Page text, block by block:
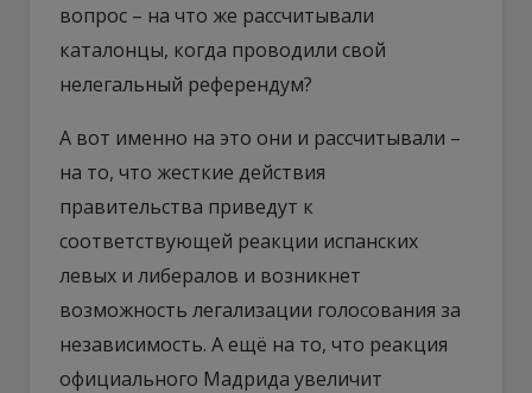
вопрос – на что же рассчитывали
каталонцы, когда проводили свой
нелегальный референдум?
А вот именно на это они и рассчитывали –
на то, что жесткие действия
правительства приведут к
соответствующей реакции испанских
левых и либералов и возникнет
возможность легализации голосования за
независимость. А ещё на то, что реакция
официального Мадрида увеличит